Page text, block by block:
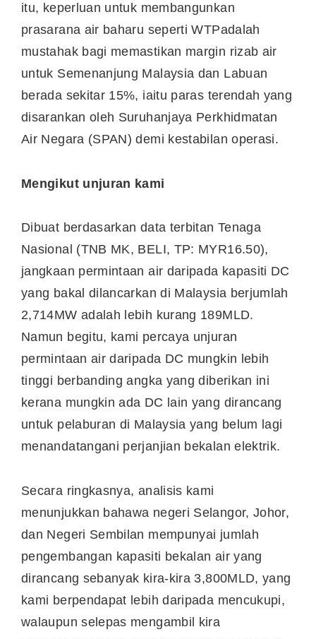
itu, keperluan untuk membangunkan
prasarana air baharu seperti WTPadalah
mustahak bagi memastikan margin rizab air
untuk Semenanjung Malaysia dan Labuan
berada sekitar 15%, iaitu paras terendah yang
disarankan oleh Suruhanjaya Perkhidmatan
Air Negara (SPAN) demi kestabilan operasi.
Mengikut unjuran kami
Dibuat berdasarkan data terbitan Tenaga
Nasional (TNB MK, BELI, TP: MYR16.50),
jangkaan permintaan air daripada kapasiti DC
yang bakal dilancarkan di Malaysia berjumlah
2,714MW adalah lebih kurang 189MLD.
Namun begitu, kami percaya unjuran
permintaan air daripada DC mungkin lebih
tinggi berbanding angka yang diberikan ini
kerana mungkin ada DC lain yang dirancang
untuk pelaburan di Malaysia yang belum lagi
menandatangani perjanjian bekalan elektrik.
Secara ringkasnya, analisis kami
menunjukkan bahawa negeri Selangor, Johor,
dan Negeri Sembilan mempunyai jumlah
pengembangan kapasiti bekalan air yang
dirancang sebanyak kira-kira 3,800MLD, yang
kami berpendapat lebih daripada mencukupi,
walaupun selepas mengambil kira